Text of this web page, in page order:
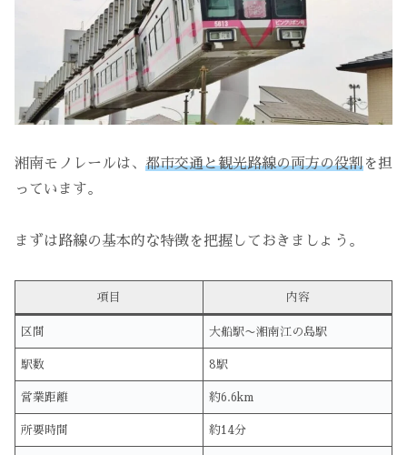
湘南モノレールは、 都市交通と観光路線の両方の役割を担
っています。
まずは路線の基本的な特徴を把握しておきましょう。
項目 内容
区間 大船駅〜湘南江の島駅
駅数 8駅
営業距離 約6.6km
所要時間 約14分